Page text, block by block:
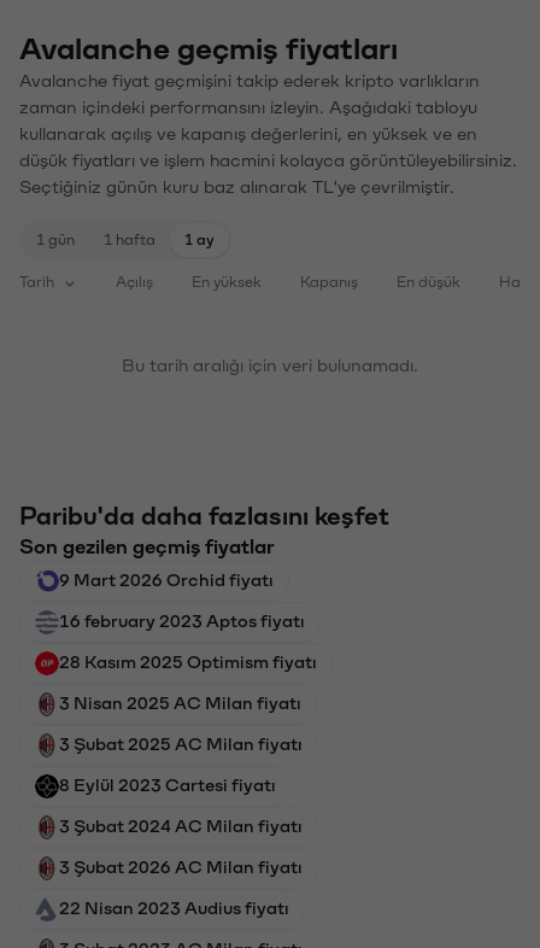
Avalanche geçmiş fiyatları
Avalanche fiyat geçmişini takip ederek kripto varlıkların
zaman içindeki performansını izleyin. Aşağıdaki tabloyu
kullanarak açılış ve kapanış değerlerini, en yüksek ve en
düşük fiyatları ve işlem hacmini kolayca görüntüleyebilirsiniz.
Seçtiğiniz günün kuru baz alınarak TL'ye çevrilmiştir.
1 gün 1 hafta 1 ay
Tarih Açılış En yüksek Kapanış En düşük
Bu tarih aralığı için veri bulunamadı.
Paribu'da daha fazlasını keşfet
Son gezilen geçmiş fiyatlar
9 Mart 2026 Orchid fiyatı
16 february 2023 Aptos fiyatı
28 Kasım 2025 Optimism fiyatı
3 Nisan 2025 AC Milan fiyatı
3 Şubat 2025 AC Milan fiyatı
8 Eylül 2023 Cartesi fiyatı
3 Şubat 2024 AC Milan fiyatı
3 Şubat 2026 AC Milan fiyatı
22 Nisan 2023 Audius fiyatı